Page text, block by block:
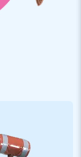
attrazioni
sempre un
perché ci